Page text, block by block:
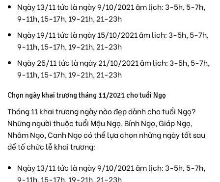
Ngày 13/11 tức là ngày 9/10/2021 âm lịch: 3-5h, 5-7h,
9-11h, 15-17h, 19-21h, 21-23h
Ngày 19/11 tức là ngày 15/10/2021 âm lịch: 3-5h, 5-7h,
9-11h, 15-17h, 19-21h, 21-23h
Ngày 25/11 tức là ngày 21/10/2021 âm lịch: 3-5h, 5-7h,
9-11h, 15-17h, 19-21h, 21-23h
Chọn ngày khai trương tháng 11/2021 cho tuổi Ngọ
Tháng 11 khai trương ngày nào đẹp dành cho tuổi Ngọ?
Những người thuộc tuổi Mậu Ngọ, Bính Ngọ, Giáp Ngọ,
Nhâm Ngọ, Canh Ngọ có thể lựa chọn những ngày tốt sau
để tổ chức lễ khai trương:
Ngày 13/11 tức là ngày 9/10/2021 âm lịch: 3-5h, 5-7h,
9-11h, 15-17h, 19-21h, 21-23h